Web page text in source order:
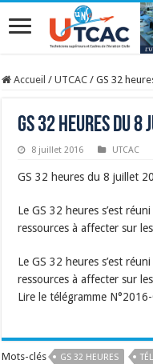
Accueil / UTCAC / GS 32
GS 32 heures du
8 juillet 2016 UTCAC
GS 32 heures du 8 juillet
Le GS 32 heures s’est
ressources à affecter sur
Le GS 32 heures s’est
ressources à affecter sur
Lire le télégramme
Mots-clés GS 32 HEURES